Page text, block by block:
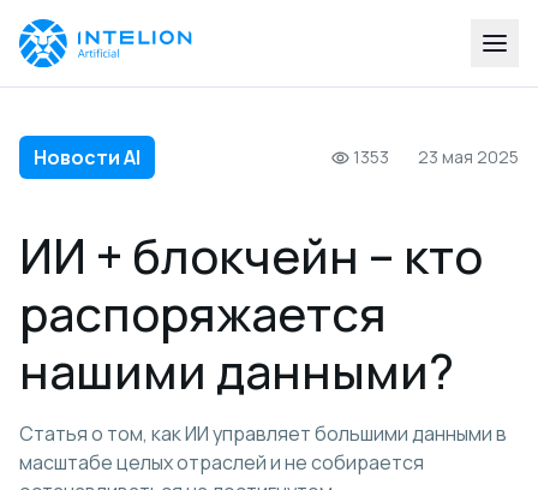
Новости AI 1353 23 мая 2025
ИИ + блокчейн – кто
распоряжается
нашими данными?
Статья о том, как ИИ управляет большими данными в
масштабе целых отраслей и не собирается